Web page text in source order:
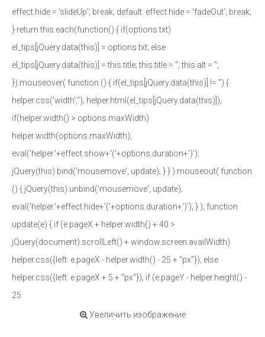
effect.hide = 'slideUp'; break; default: effect.hide = 'fadeOut'; break;
} return this.each(function() { if(options.txt)
el_tips[jQuery.data(this)] = options.txt; else
el_tips[jQuery.data(this)] = this.title; this.title = ''; this.alt = '';
}).mouseover( function () { if(el_tips[jQuery.data(this)] != '') {
helper.css('width',''); helper.html(el_tips[jQuery.data(this)]);
if(helper.width() > options.maxWidth)
helper.width(options.maxWidth);
eval('helper.'+effect.show+'('+options.duration+')');
jQuery(this).bind('mousemove', update); } } ).mouseout( function
() { jQuery(this).unbind('mousemove', update);
eval('helper.'+effect.hide+'('+options.duration+')'); } ); function
update(e) { if (e.pageX + helper.width() + 40 >
jQuery(document).scrollLeft() + window.screen.availWidth)
helper.css({left: e.pageX - helper.width() - 25 + "px"}); else
helper.css({left: e.pageX + 5 + "px"}); if (e.pageY - helper.height() -
25
Увеличить изображение